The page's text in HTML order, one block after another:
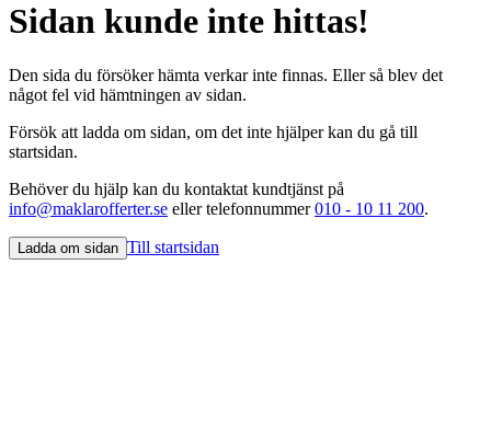
Sidan kunde inte hittas!
Den sida du försöker hämta verkar inte finnas. Eller så blev det
något fel vid hämtningen av sidan.
Försök att ladda om sidan, om det inte hjälper kan du gå till
startsidan.
Behöver du hjälp kan du kontaktat kundtjänst på
info@maklarofferter.se eller telefonnummer010 - 10 11 200.
Ladda om sidan Till startsidan